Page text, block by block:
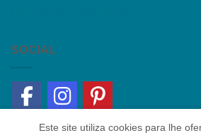
SOCIAL
Este site utiliza cookies para lhe